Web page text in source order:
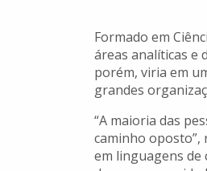
Formado em
áreas analíticas e
porém, viria em
grandes
“A maioria das
caminho oposto”,
em linguagens